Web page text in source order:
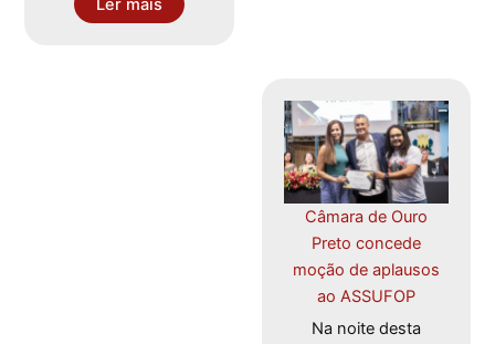
Ler mais
Câmara de Ouro
Preto concede
moção de aplausos
ao ASSUFOP
Na noite desta